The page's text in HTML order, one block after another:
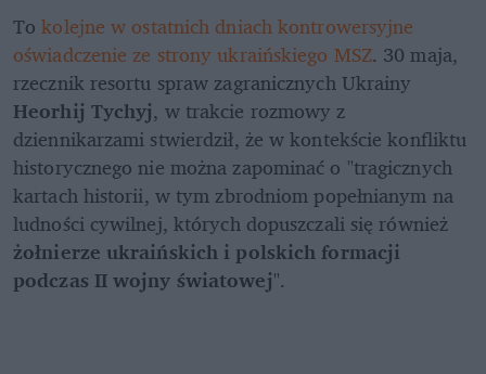
To kolejne w ostatnich dniach kontrowersyjne
oświadczenie ze strony ukraińskiego MSZ. 30 maja,
Heorhij Tychyj, w trakcie rozmowy z
dziennikarzami stwierdził, że w kontekście konfliktu
historycznego nie można zapominać o "tragicznych
kartach historii, w tym zbrodniom popełnianym na
żołnierze ukraińskich i polskich formacji
podczas II wojny światowej".